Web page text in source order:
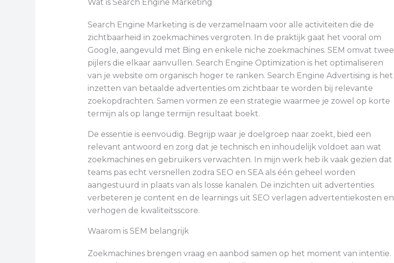
Wat is Search Engine Marketing
Search Engine Marketing is de verzamelnaam voor alle activiteiten die de
zichtbaarheid in zoekmachines vergroten. In de praktijk gaat het vooral om
Google, aangevuld met Bing en enkele niche zoekmachines. SEM omvat twee
pijlers die elkaar aanvullen. Search Engine Optimization is het optimaliseren
van je website om organisch hoger te ranken. Search Engine Advertising is het
inzetten van betaalde advertenties om zichtbaar te worden bij relevante
zoekopdrachten. Samen vormen ze een strategie waarmee je zowel op korte
termijn als op lange termijn resultaat boekt.
De essentie is eenvoudig. Begrijp waar je doelgroep naar zoekt, bied een
relevant antwoord en zorg dat je technisch en inhoudelijk voldoet aan wat
zoekmachines en gebruikers verwachten. In mijn werk heb ik vaak gezien dat
teams pas echt versnellen zodra SEO en SEA als één geheel worden
aangestuurd in plaats van als losse kanalen. De inzichten uit advertenties
verbeteren je content en de learnings uit SEO verlagen advertentiekosten en
verhogen de kwaliteitsscore.
Waarom is SEM belangrijk
Zoekmachines brengen vraag en aanbod samen op het moment van intentie.